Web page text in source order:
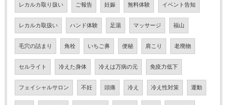
レカルカ取り扱い ご報告 妊娠 無料体験 イベント告知
レカルカ取扱い ハンド体験 足湯 マッサージ 福山
毛穴の詰まり 角栓 いちご鼻 便秘 肩こり 老廃物
セルライト 冷えた身体 冷えは万病の元 免疫力低下
フェイシャルサロン 不妊 頭痛 冷え 冷え性対策 運動